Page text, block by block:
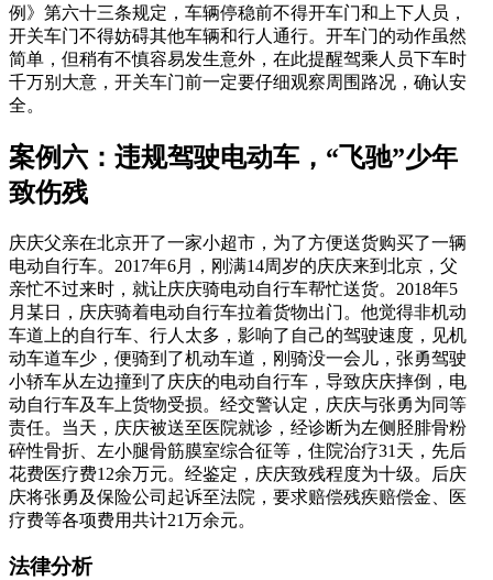
例》第六十三条规定，车辆停稳前不得开车门和上下人员，
开关车门不得妨碍其他车辆和行人通行。开车门的动作虽然
简单，但稍有不慎容易发生意外，在此提醒驾乘人员下车时
千万别大意，开关车门前一定要仔细观察周围路况，确认安
全。
案例六：违规驾驶电动车，“飞驰”少年
致伤残
庆庆父亲在北京开了一家小超市，为了方便送货购买了一辆
电动自行车。2017年6月，刚满14周岁的庆庆来到北京，父
亲忙不过来时，就让庆庆骑电动自行车帮忙送货。2018年5
月某日，庆庆骑着电动自行车拉着货物出门。他觉得非机动
车道上的自行车、行人太多，影响了自己的驾驶速度，见机
动车道车少，便骑到了机动车道，刚骑没一会儿，张勇驾驶
小轿车从左边撞到了庆庆的电动自行车，导致庆庆摔倒，电
动自行车及车上货物受损。经交警认定，庆庆与张勇为同等
责任。当天，庆庆被送至医院就诊，经诊断为左侧胫腓骨粉
碎性骨折、左小腿骨筋膜室综合征等，住院治疗31天，先后
花费医疗费12余万元。经鉴定，庆庆致残程度为十级。后庆
庆将张勇及保险公司起诉至法院，要求赔偿残疾赔偿金、医
疗费等各项费用共计21万余元。
法律分析